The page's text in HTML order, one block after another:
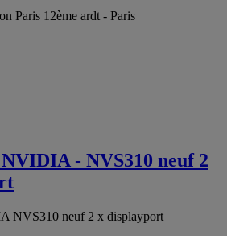
Paris 12ème ardt - Paris
- NVS310 neuf 2
NVS310 neuf 2 x displayport